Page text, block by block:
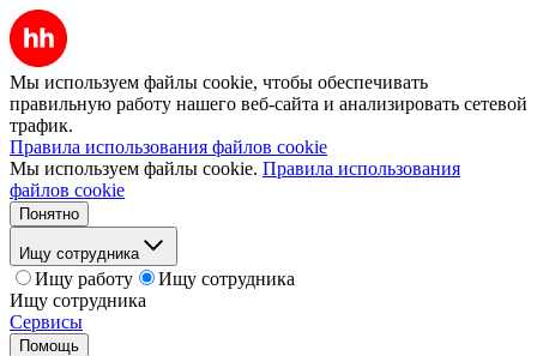
Мы используем файлы cookie, чтобы обеспечивать
правильную работу нашего веб-сайта и анализировать сетевой
трафик.
Правила использования файлов cookie
Мы используем файлы cookie. Правила использования
файлов cookie
Понятно
Ищу сотрудника
Ищу работу
Ищу сотрудника
Ищу сотрудника
Сервисы
Помощь